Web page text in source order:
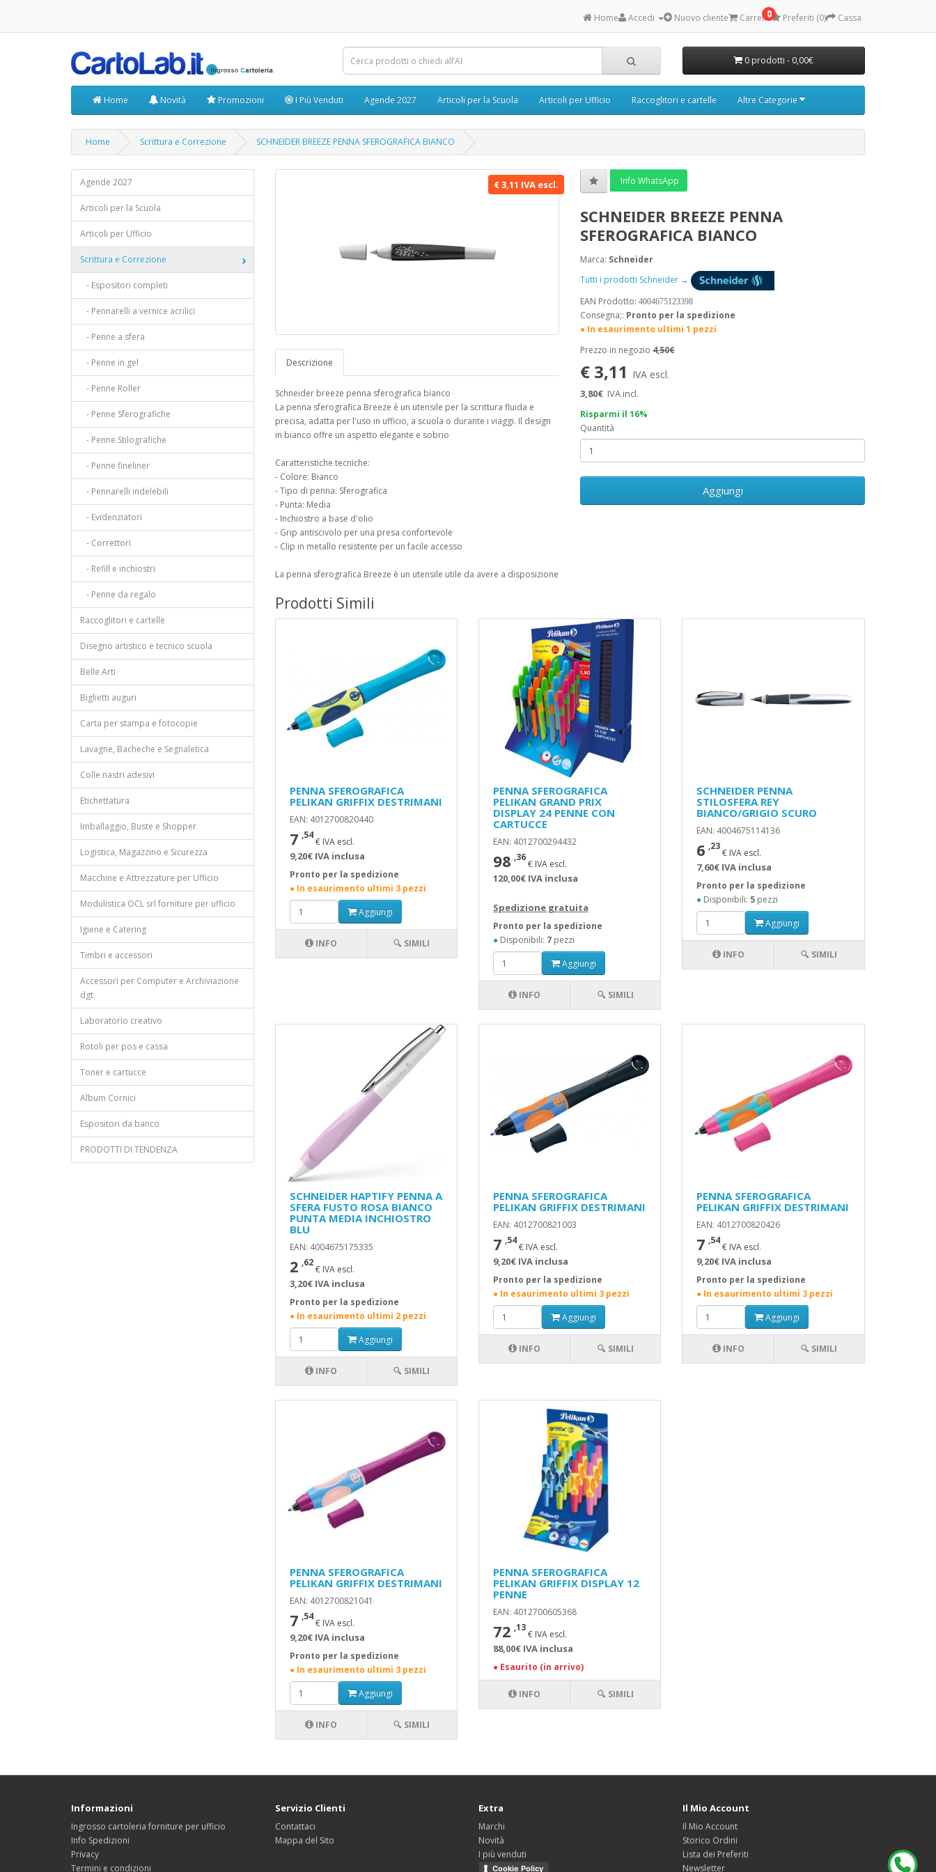
Home Accedi Nuovo cliente 0
Carrello Preferiti (0) Cassa
0 prodotti - 0,00€
Home Novità Promozioni I Più Venduti Agende 2027 Articoli per la Scuola Articoli per Ufficio Raccoglitori e cartelle Altre Categorie
Home Scrittura e Correzione SCHNEIDER BREEZE PENNA SFEROGRAFICA BIANCO
Agende 2027
Articoli per la Scuola
Articoli per Ufficio
Scrittura e Correzione
- Espositori completi
- Pennarelli a vernice acrilici
- Penne a sfera
- Penne in gel
- Penne Roller
- Penne Sferografiche
- Penne Stilografiche
- Penne fineliner
- Pennarelli indelebili
- Evidenziatori
- Correttori
- Refill e inchiostri
- Penne da regalo
Raccoglitori e cartelle
Disegno artistico e tecnico scuola
Belle Arti
Biglietti auguri
Carta per stampa e fotocopie
Lavagne, Bacheche e Segnaletica
Colle nastri adesivi
Etichettatura
Imballaggio, Buste e Shopper
Logistica, Magazzino e Sicurezza
Macchine e Attrezzature per Ufficio
Modulistica OCL srl forniture per ufficio
Igiene e Catering
Timbri e accessori
Accessori per Computer e Archiviazione
dgt
Laboratorio creativo
Rotoli per pos e cassa
Toner e cartucce
Album Cornici
Espositori da banco
PRODOTTI DI TENDENZA
€ 3,11 IVA escl.
Descrizione
Schneider breeze penna sferografica bianco
La penna sferografica Breeze è un utensile per la scrittura fluida e
precisa, adatta per l'uso in ufficio, a scuola o durante i viaggi. Il design
in bianco offre un aspetto elegante e sobrio
Caratteristiche tecniche:
- Colore: Bianco
- Tipo di penna: Sferografica
- Punta: Media
- Inchiostro a base d'olio
- Grip antiscivolo per una presa confortevole
- Clip in metallo resistente per un facile accesso
La penna sferografica Breeze è un utensile utile da avere a disposizione
Info WhatsApp
SCHNEIDER BREEZE PENNA
SFEROGRAFICA BIANCO
Marca: Schneider
Tutti i prodotti Schneider →
EAN Prodotto:4004675123398
Consegna;: Pronto per la spedizione
● In esaurimento ultimi 1 pezzi
Prezzo in negozio4,50€
€ 3,11 IVA escl.
3,80€ IVA incl.
Risparmi il 16%
Quantità
Aggiungi
Prodotti Simili
PENNA SFEROGRAFICA
PELIKAN GRIFFIX DESTRIMANI
EAN: 4012700820440
7 ,54
€ IVA escl.
9,20€ IVA inclusa
Pronto per la spedizione
● In esaurimento ultimi 3 pezzi
Aggiungi
INFO 🔍 SIMILI
PENNA SFEROGRAFICA
PELIKAN GRAND PRIX
DISPLAY 24 PENNE CON
CARTUCCE
EAN: 4012700294432
98 ,36
€ IVA escl.
120,00€ IVA inclusa
Spedizione gratuita
Pronto per la spedizione
●Disponibili: 7pezzi
Aggiungi
INFO 🔍 SIMILI
SCHNEIDER PENNA
STILOSFERA REY
BIANCO/GRIGIO SCURO
EAN: 4004675114136
6 ,23
€ IVA escl.
7,60€ IVA inclusa
Pronto per la spedizione
● Disponibili: 5 pezzi
Aggiungi
INFO 🔍 SIMILI
SCHNEIDER HAPTIFY PENNA A
SFERA FUSTO ROSA BIANCO
PUNTA MEDIA INCHIOSTRO
BLU
EAN: 4004675175335
2 ,62
€ IVA escl.
3,20€ IVA inclusa
Pronto per la spedizione
● In esaurimento ultimi 2 pezzi
Aggiungi
INFO 🔍 SIMILI
PENNA SFEROGRAFICA
PELIKAN GRIFFIX DESTRIMANI
EAN: 4012700821003
7 ,54
€ IVA escl.
9,20€ IVA inclusa
Pronto per la spedizione
● In esaurimento ultimi 3 pezzi
Aggiungi
INFO 🔍 SIMILI
PENNA SFEROGRAFICA
PELIKAN GRIFFIX DESTRIMANI
EAN: 4012700820426
7 ,54
€ IVA escl.
9,20€ IVA inclusa
Pronto per la spedizione
● In esaurimento ultimi 3 pezzi
Aggiungi
INFO 🔍 SIMILI
PENNA SFEROGRAFICA
PELIKAN GRIFFIX DESTRIMANI
EAN: 4012700821041
7 ,54
€ IVA escl.
9,20€ IVA inclusa
Pronto per la spedizione
● In esaurimento ultimi 3 pezzi
Aggiungi
INFO 🔍 SIMILI
PENNA SFEROGRAFICA
PELIKAN GRIFFIX DISPLAY 12
PENNE
EAN: 4012700605368
72 ,13
€ IVA escl.
88,00€ IVA inclusa
● Esaurito (in arrivo)
INFO 🔍 SIMILI
Informazioni
Ingrosso cartoleria forniture per ufficio
Info Spedizioni
Privacy
Termini e condizioni
Servizio Clienti
Contattaci
Mappa del Sito
Extra
Marchi
Novità
I più venduti
Cookie Policy
Il Mio Account
Il Mio Account
Storico Ordini
Lista dei Preferiti
Newsletter